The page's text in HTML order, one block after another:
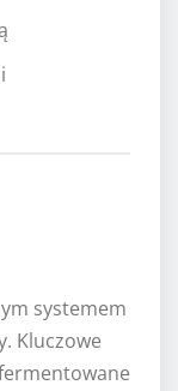
systemem
Kluczowe